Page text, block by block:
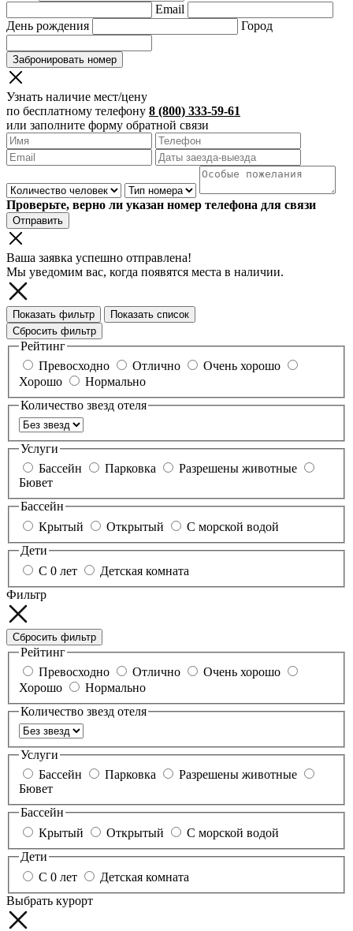
Email
День рождения
Город
Забронировать номер
Узнать наличие мест/цену
по бесплатному телефону 8 (800) 333-59-61
или заполните форму обратной связи
Проверьте, верно ли указан номер телефона для связи
Отправить
Ваша заявка успешно отправлена!
Мы уведомим вас, когда появятся места в наличии.
Показать фильтр
Показать список
Сбросить фильтр
Рейтинг
Превосходно
Отлично
Очень хорошо
Хорошо
Нормально
Количество звезд отеля
Услуги
Бассейн
Парковка
Разрешены животные
Бювет
Бассейн
Крытый
Открытый
С морской водой
Дети
С 0 лет
Детская комната
Фильтр
Сбросить фильтр
Рейтинг
Превосходно
Отлично
Очень хорошо
Хорошо
Нормально
Количество звезд отеля
Услуги
Бассейн
Парковка
Разрешены животные
Бювет
Бассейн
Крытый
Открытый
С морской водой
Дети
С 0 лет
Детская комната
Выбрать курорт